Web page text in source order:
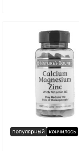
популярный кончилось